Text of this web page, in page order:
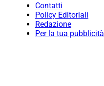
Contatti
Policy Editoriali
Redazione
Per la tua pubblicità